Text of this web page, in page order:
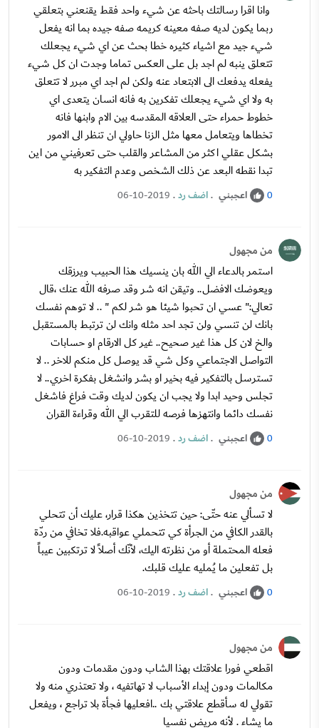
وانا اقرا رسالتك باحثه عن شيء واحد فقط يقنعني بتعلقي
ربما يكون لديه صفه معينه كريمه صفه جيده بما انه يفعل
شيء جيد مع اشياء كثيره خطا بحث عن اي شيء يجعلك
تتعلق ينبه لم اجد بل على العكس تماما وجدت ان كل شيء
يفعله يدفعك الى الابتعاد عنه ولكن لم اجد اي مبرر لا تتعلق
به ولا اي شيء يجعلك تفكرين به فانه انسان يتعدى اي
خطوط حمراء حتى العلاقه المقدسه بين الام وابنها فانه
تخطاها ويتعامل معها مثل الزنا حاولي ان تنظر الى الامور
بشكل عقلي اكثر من المشاعر والقلب حتى تعرفيني من اين
تبدا نقطه البعد عن ذلك الشخص وعدم التفكير به
0 اعجبني .اضف رد.
06-10-2019
من مجهول
استمر بالدعاء الي الله بان ينسيك هذا الحبيب ويرزقك
ويعوضك الافضل.. وتيقن انه شر وقد صرفه الله عنك ،قال
تعالي:" عسي ان تحبوا شيئا هو شر لكم " .. لا توهم نفسك
بانك لن تنسي ولن تجد احد مثله وانك لن ترتبط بالمستقبل
والخ لان كل هذا غير صحيح.. غير كل الارقام او حسابات
التواصل الاجتماعي وكل شي قد يوصل كل منكم للاخر .. لا
تسترسل بالتفكير فيه بخير او بشر وانشغل بفكرة اخري.. لا
تجلس وحيد ابدا ولا يجب ان يكون لديك وقت فراغ فاشغل
نفسك دائما وانتهزها فرصه للتقرب الي الله وقراءة القران
0 اعجبني .اضف رد.
06-10-2019
من مجهول
لا تسألي عنه حتّى: حين تتخذين هكذا قرار، عليك أن تتحلي
بالقدر الكافي من الجرأة كي تتحملي عواقبه.فلا تخافي من ردّة
فعله المحتملة أو من نظرته اليك، لأنّك أصلاً لا ترتكبين عيباً
بل تفعلين ما يُمليه عليك قلبك.
0 اعجبني .اضف رد.
06-10-2019
من مجهول
اقطعي فورا علاقتك بهذا الشاب ودون مقدمات ودون
مكالمات ودون إبداء الأسباب لا تهاتفيه ، ولا تعتذري منه ولا
تقولي له سأقطع علاقتي بك ..افعليها فجأة بلا تراجع ، ويفعل
ما يشاء . لأنه مريض نفسيا